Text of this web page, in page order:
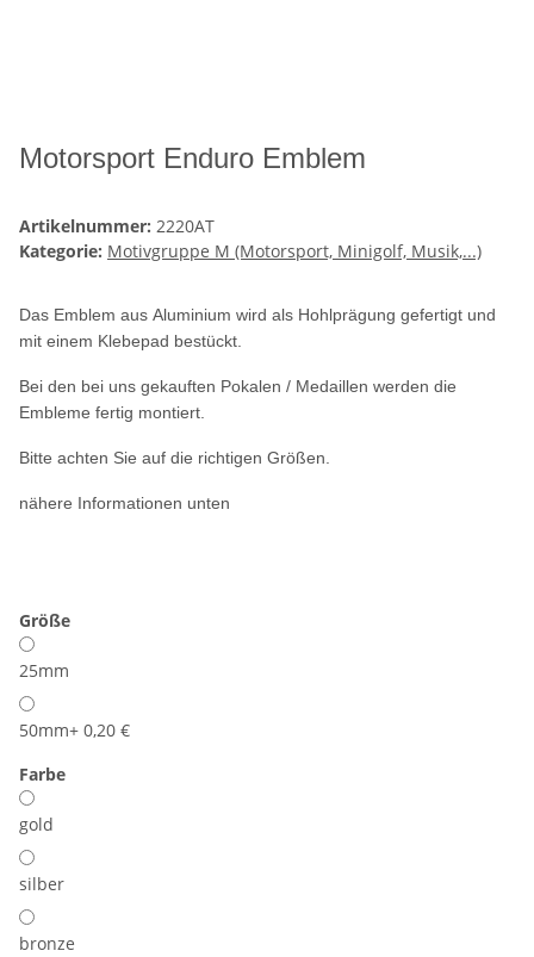
Motorsport Enduro Emblem
Artikelnummer: 2220AT
Kategorie: Motivgruppe M (Motorsport, Minigolf, Musik,...)
Das Emblem aus Aluminium wird als Hohlprägung gefertigt und
mit einem Klebepad bestückt.
Bei den bei uns gekauften Pokalen / Medaillen werden die
Embleme fertig montiert.
Bitte achten Sie auf die richtigen Größen.
nähere Informationen unten
Größe
25mm
50mm+ 0,20 €
Farbe
gold
silber
bronze